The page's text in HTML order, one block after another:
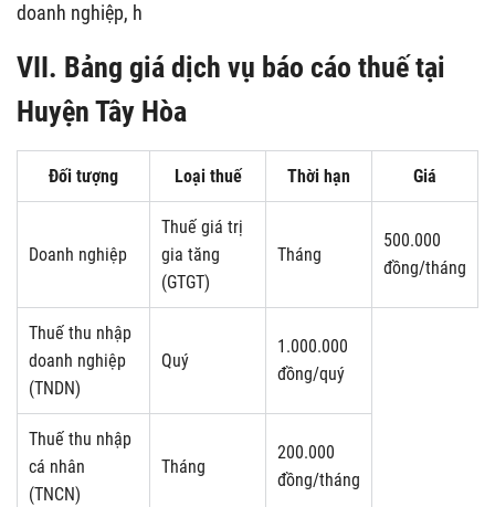
doanh nghiệp, h
VII. Bảng giá dịch vụ báo cáo thuế tại
Huyện Tây Hòa
Đối tượng Loại thuế Thời hạn Giá
Doanh nghiệp
Thuế giá trị
gia tăng
(GTGT)
Tháng
500.000
đồng/tháng
Thuế thu nhập
doanh nghiệp
(TNDN)
Quý
1.000.000
đồng/quý
Thuế thu nhập
cá nhân
(TNCN)
Tháng
200.000
đồng/tháng